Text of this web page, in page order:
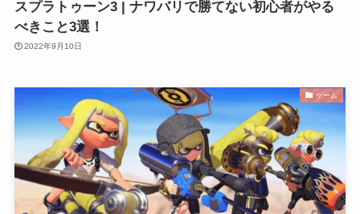
スプラトゥーン3 | ナワバリで勝てない初心者がやる
べきこと3選！
2022年9月10日
ゲーム